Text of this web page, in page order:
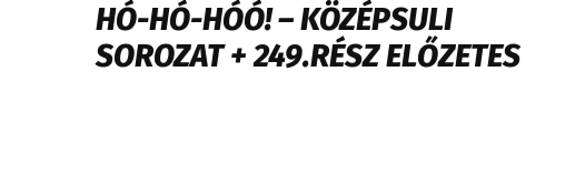
HÓ-HÓ-HÓÓ! – KÖZÉPSULI
SOROZAT + 249.RÉSZ ELŐZETES